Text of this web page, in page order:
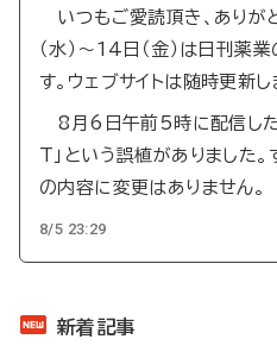
いつもご愛読頂き、ありが
（水）～14日（金）は日刊薬
す。ウェブサイトは随時更新し
8月6日午前5時に配信した
T」という誤植がありました
の内容に変更はありません。
8/5 23:29
新着記事